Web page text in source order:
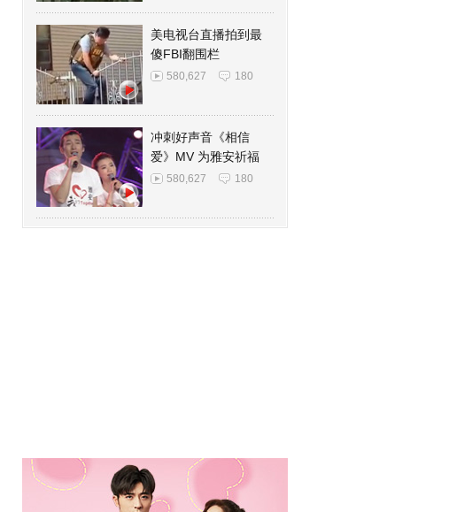
美电视台直播拍到最
傻FBI翻围栏
580,627 180
冲刺好声音《相信
爱》MV 为雅安祈福
580,627 180